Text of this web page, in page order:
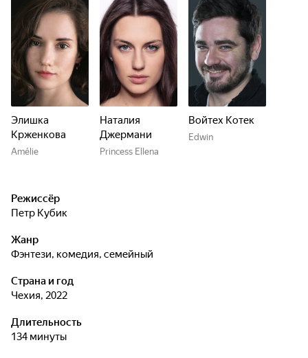
Элишка
Крженкова
Amélie
Наталия
Джермани
Princess Ellena
Войтех Котек
Edwin
Режиссёр
Петр Кубик
Жанр
фэнтези, комедия, семейный
Страна и год
Чехия, 2022
Длительность
134 минуты